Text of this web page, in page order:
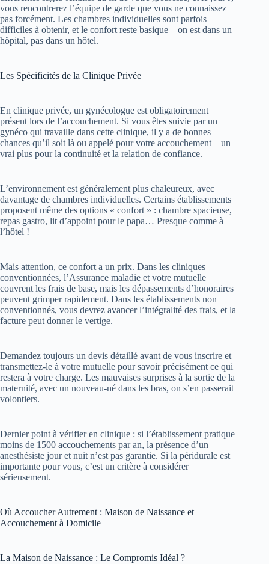
vous rencontrerez l’équipe de garde que vous ne connaissez
pas forcément. Les chambres individuelles sont parfois
difficiles à obtenir, et le confort reste basique – on est dans un
hôpital, pas dans un hôtel.
Les Spécificités de la Clinique Privée
En clinique privée, un gynécologue est obligatoirement
présent lors de l’accouchement. Si vous êtes suivie par un
gynéco qui travaille dans cette clinique, il y a de bonnes
chances qu’il soit là ou appelé pour votre accouchement – un
vrai plus pour la continuité et la relation de confiance.
L’environnement est généralement plus chaleureux, avec
davantage de chambres individuelles. Certains établissements
proposent même des options « confort » : chambre spacieuse,
repas gastro, lit d’appoint pour le papa… Presque comme à
l’hôtel !
Mais attention, ce confort a un prix. Dans les cliniques
conventionnées, l’Assurance maladie et votre mutuelle
couvrent les frais de base, mais les dépassements d’honoraires
peuvent grimper rapidement. Dans les établissements non
conventionnés, vous devrez avancer l’intégralité des frais, et la
facture peut donner le vertige.
Demandez toujours un devis détaillé avant de vous inscrire et
transmettez-le à votre mutuelle pour savoir précisément ce qui
restera à votre charge. Les mauvaises surprises à la sortie de la
maternité, avec un nouveau-né dans les bras, on s’en passerait
volontiers.
Dernier point à vérifier en clinique : si l’établissement pratique
moins de 1500 accouchements par an, la présence d’un
anesthésiste jour et nuit n’est pas garantie. Si la péridurale est
importante pour vous, c’est un critère à considérer
sérieusement.
Où Accoucher Autrement : Maison de Naissance et
Accouchement à Domicile
La Maison de Naissance : Le Compromis Idéal ?